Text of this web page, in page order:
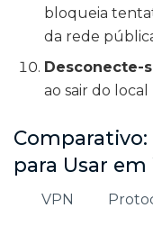
bloqueia
da rede
Desconecte-
ao sair do
Comparativo:
para Usar
VPN